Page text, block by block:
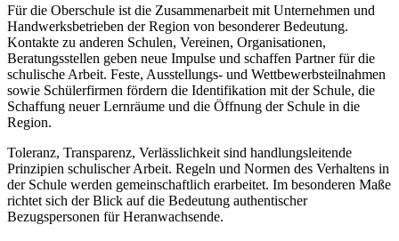
Für die Oberschule ist die Zusammenarbeit mit Unternehmen und
Handwerksbetrieben der Region von besonderer Bedeutung.
Kontakte zu anderen Schulen, Vereinen, Organisationen,
Beratungsstellen geben neue Impulse und schaffen Partner für die
schulische Arbeit. Feste, Ausstellungs- und Wettbewerbsteilnahmen
sowie Schülerfirmen fördern die Identifikation mit der Schule, die
Schaffung neuer Lernräume und die Öffnung der Schule in die
Region.
Toleranz, Transparenz, Verlässlichkeit sind handlungsleitende
Prinzipien schulischer Arbeit. Regeln und Normen des Verhaltens in
der Schule werden gemeinschaftlich erarbeitet. Im besonderen Maße
richtet sich der Blick auf die Bedeutung authentischer
Bezugspersonen für Heranwachsende.